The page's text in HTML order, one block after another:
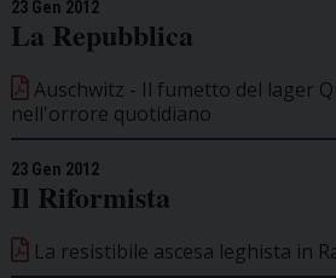
23 Gen 2012
La Repubblica
Auschwitz - Il fumetto del lager
nell'orrore quotidiano
23 Gen 2012
Il Riformista
La resistibile ascesa leghista in